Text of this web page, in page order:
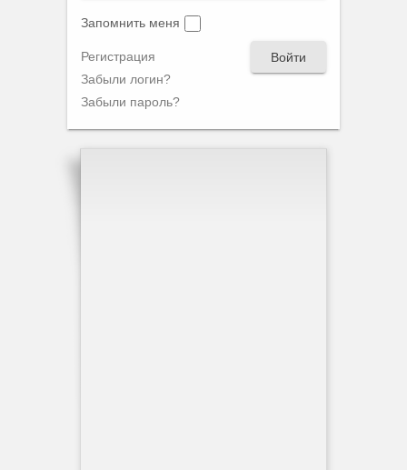
Запомнить меня
Войти
Регистрация
Забыли логин?
Забыли пароль?